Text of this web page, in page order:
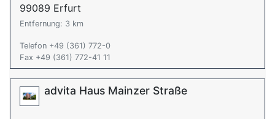
99089 Erfurt
Entfernung: 3 km
Telefon +49 (361) 772-0
Fax +49 (361) 772-41 11
advita Haus Mainzer Straße